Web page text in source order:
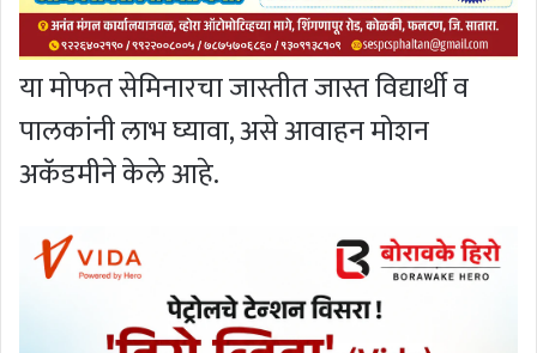
या मोफत सेमिनारचा जास्तीत जास्त विद्यार्थी व
पालकांनी लाभ घ्यावा, असे आवाहन मोशन
अकॅडमीने केले आहे.